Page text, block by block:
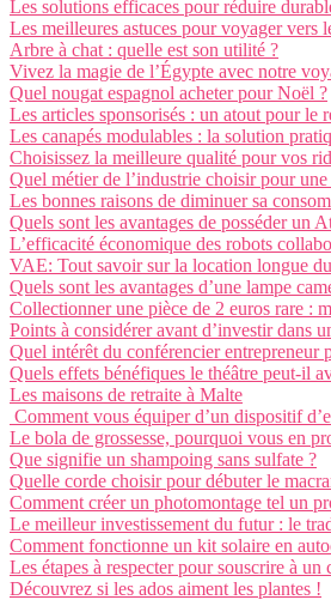
Les solutions efficaces pour réduire
Les meilleures astuces pour voyager vers
Arbre à chat : quelle est son utilité ?
Vivez la magie de l’Égypte avec notre
Quel nougat espagnol acheter pour Noël ?
Les articles sponsorisés : un atout pour le
Les canapés modulables : la solution
Choisissez la meilleure qualité pour vos
Quel métier de l’industrie choisir pour
Les bonnes raisons de diminuer sa
Quels sont les avantages de posséder un
L’efficacité économique des robots
VAE: Tout savoir sur la location longue
Quels sont les avantages d’une lampe
Collectionner une pièce de 2 euros rare :
Points à considérer avant d’investir dans
Quel intérêt du conférencier entrepreneur
Quels effets bénéfiques le théâtre peut-il
Les maisons de retraite à Malte
Comment vous équiper d’un dispositif
Le bola de grossesse, pourquoi vous en
Que signifie un shampoing sans sulfate ?
Quelle corde choisir pour débuter le
Comment créer un photomontage tel un
Le meilleur investissement du futur : le
Comment fonctionne un kit solaire en
Les étapes à respecter pour souscrire à un
Découvrez si les ados aiment les plantes !